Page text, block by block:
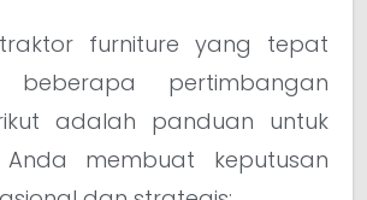
furniture yang tepat
beberapa pertimbangan
adalah panduan untuk
membuat keputusan